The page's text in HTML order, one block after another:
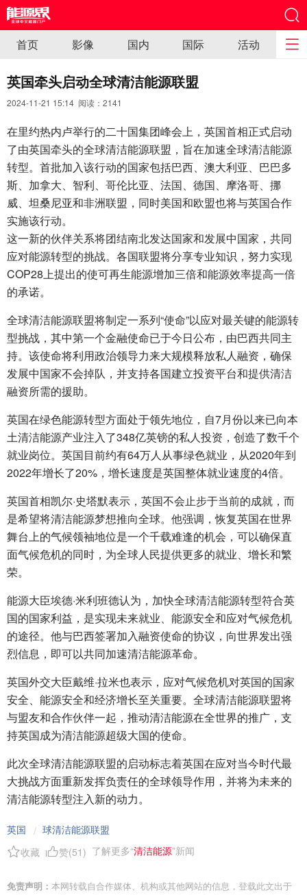
首页 影像 国内 国际 活动
英国牵头启动全球清洁能源联盟
2024-11-21 15:14 阅读： 2141
在里约热内卢举行的二十国集团峰会上，英国首相正式启动
了由英国牵头的全球清洁能源联盟，旨在加速全球清洁能源
转型。首批加入该行动的国家包括巴西、澳大利亚、巴巴多
斯、加拿大、智利、哥伦比亚、法国、德国、摩洛哥、挪
威、坦桑尼亚和非洲联盟，同时美国和欧盟也将与英国合作
实施该行动。
这一新的伙伴关系将团结南北发达国家和发展中国家，共同
应对能源转型的挑战。各国联盟将分享专业知识，努力实现
COP28上提出的使可再生能源增加三倍和能源效率提高一倍
的承诺。
全球清洁能源联盟将制定一系列“使命”以应对最关键的能源转
型挑战，其中第一个金融使命已于今日公布，由巴西共同主
持。该使命将利用政治领导力来大规模释放私人融资，确保
发展中国家不会掉队，并支持各国建立投资平台和提供清洁
融资所需的援助。
英国在绿色能源转型方面处于领先地位，自7月份以来已向本
土清洁能源产业注入了348亿英镑的私人投资，创造了数千个
就业岗位。英国目前约有64万人从事绿色就业，从2020年到
2022年增长了20%，增长速度是英国整体就业速度的4倍。
英国首相凯尔·史塔默表示，英国不会止步于当前的成就，而
是希望将清洁能源梦想推向全球。他强调，恢复英国在世界
舞台上的气候领袖地位是一个千载难逢的机会，可以确保直
面气候危机的同时，为全球人民提供更多的就业、增长和繁
荣。
能源大臣埃德·米利班德认为，加快全球清洁能源转型符合英
国的国家利益，是实现未来就业、能源安全和应对气候危机
的途径。他与巴西签署加入融资使命的协议，向世界发出强
烈信息，即可以共同加速清洁能源革命。
英国外交大臣戴维·拉米也表示，应对气候危机对英国的国家
安全、能源安全和经济增长至关重要。全球清洁能源联盟将
与盟友和合作伙伴一起，推动清洁能源在全世界的推广，支
持英国成为清洁能源超级大国的使命。
此次全球清洁能源联盟的启动标志着英国在应对当今时代最
大挑战方面重新发挥负责任的全球领导作用，并将为未来的
清洁能源转型注入新的动力。
英国 / 球清洁能源联盟
收藏
赞(51 ) 了解更多“清洁能源”新闻
免责声明： 本网转载自合作媒体、机构或其他网站的信息，登载此文出于